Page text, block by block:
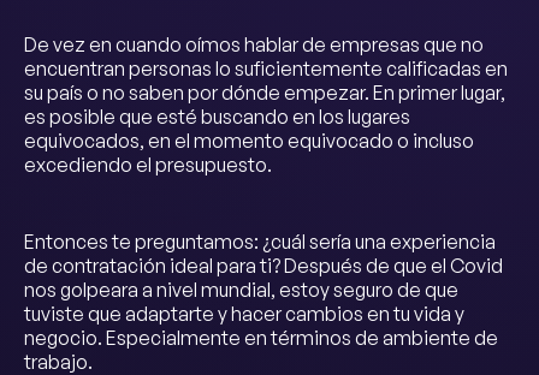
De vez en cuando oímos hablar de empresas que no
encuentran personas lo suficientemente calificadas en
su país o no saben por dónde empezar. En primer lugar,
es posible que esté buscando en los lugares
equivocados, en el momento equivocado o incluso
excediendo el presupuesto.
Entonces te preguntamos: ¿cuál sería una experiencia
de contratación ideal para ti? Después de que el Covid
nos golpeara a nivel mundial, estoy seguro de que
tuviste que adaptarte y hacer cambios en tu vida y
negocio. Especialmente en términos de ambiente de
trabajo.